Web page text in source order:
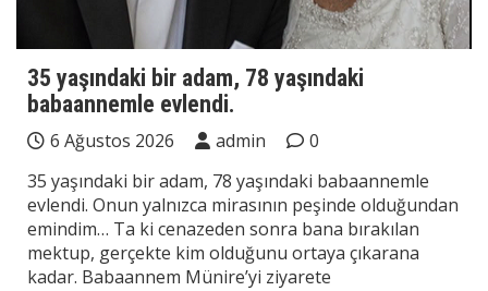
35 yaşındaki bir adam, 78 yaşındaki
babaannemle evlendi.
6 Ağustos 2026 admin
0
35 yaşındaki bir adam, 78 yaşındaki babaannemle
evlendi. Onun yalnızca mirasının peşinde olduğundan
emindim… Ta ki cenazeden sonra bana bırakılan
mektup, gerçekte kim olduğunu ortaya çıkarana
kadar. Babaannem Münire’yi ziyarete